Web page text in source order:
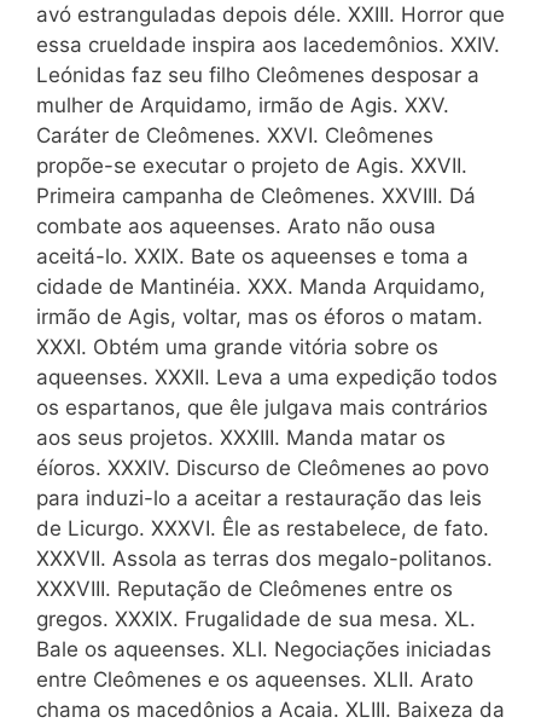
avó estranguladas depois déle. XXIII. Horror que
essa crueldade inspira aos lacedemônios. XXIV.
Leónidas faz seu filho Cleômenes desposar a
mulher de Arquidamo, irmão de Agis. XXV.
Caráter de Cleômenes. XXVI. Cleômenes
propõe-se executar o projeto de Agis. XXVII.
Primeira campanha de Cleômenes. XXVIII. Dá
combate aos aqueenses. Arato não ousa
aceitá-lo. XXIX. Bate os aqueenses e toma a
cidade de Mantinéia. XXX. Manda Arquidamo,
irmão de Agis, voltar, mas os éforos o matam.
XXXI. Obtém uma grande vitória sobre os
aqueenses. XXXII. Leva a uma expedição todos
os espartanos, que êle julgava mais contrários
aos seus projetos. XXXIII. Manda matar os
éíoros. XXXIV. Discurso de Cleômenes ao povo
para induzi-lo a aceitar a restauração das leis
de Licurgo. XXXVI. Êle as restabelece, de fato.
XXXVII. Assola as terras dos megalo-politanos.
XXXVIII. Reputação de Cleômenes entre os
gregos. XXXIX. Frugalidade de sua mesa. XL.
Bale os aqueenses. XLI. Negociações iniciadas
entre Cleômenes e os aqueenses. XLII. Arato
chama os macedônios a Acaia. XLIII. Baixeza da